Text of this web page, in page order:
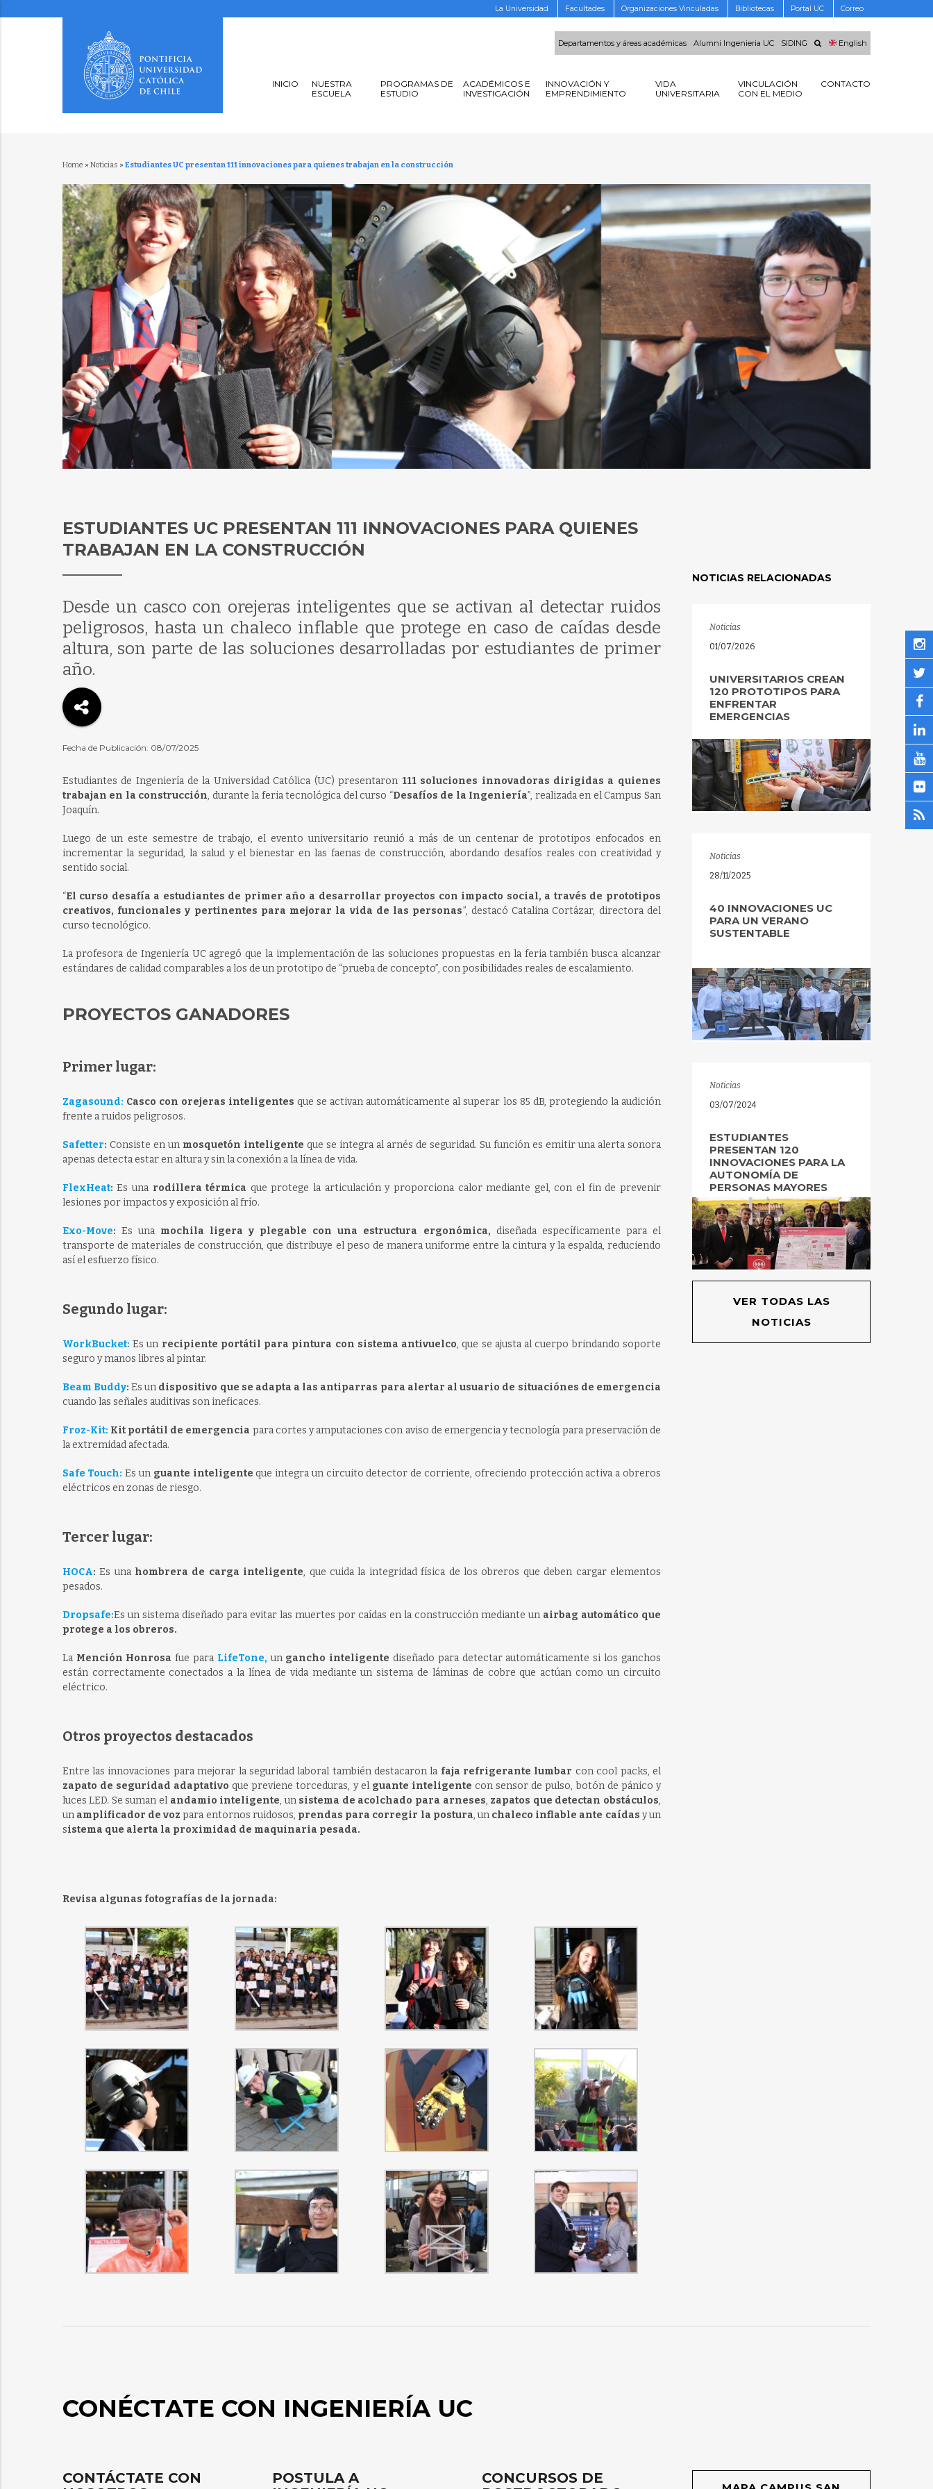
La Universidad Facultades Organizaciones Vinculadas Bibliotecas Portal UC Correo
Departamentos y áreas académicas Alumni Ingenieria UC SIDING English
INICIO
NUESTRA
ESCUELA
PROGRAMAS DE
ESTUDIO
ACADÉMICOS E
INVESTIGACIÓN
INNOVACIÓN Y
EMPRENDIMIENTO
VIDA
UNIVERSITARIA
VINCULACIÓN
CON EL MEDIO
CONTACTO
Home » Noticias » Estudiantes UC presentan 111 innovaciones para quienes trabajan en la construcción
ESTUDIANTES UC PRESENTAN 111 INNOVACIONES PARA QUIENES
TRABAJAN EN LA CONSTRUCCIÓN
Desde un casco con orejeras inteligentes que se activan al detectar ruidos
peligrosos, hasta un chaleco inflable que protege en caso de caídas desde
altura, son parte de las soluciones desarrolladas por estudiantes de primer
año.
Fecha de Publicación: 08/07/2025
Estudiantes de Ingeniería de la Universidad Católica (UC) presentaron 111 soluciones innovadoras dirigidas a quienes
trabajan en la construcción, durante la feria tecnológica del curso “Desafíos de la Ingeniería”, realizada en el Campus San
Joaquín.
Luego de un este semestre de trabajo, el evento universitario reunió a más de un centenar de prototipos enfocados en
incrementar la seguridad, la salud y el bienestar en las faenas de construcción, abordando desafíos reales con creatividad y
sentido social.
“El curso desafía a estudiantes de primer año a desarrollar proyectos con impacto social, a través de prototipos
creativos, funcionales y pertinentes para mejorar la vida de las personas”, destacó Catalina Cortázar, directora del
curso tecnológico.
La profesora de Ingeniería UC agregó que la implementación de las soluciones propuestas en la feria también busca alcanzar
estándares de calidad comparables a los de un prototipo de “prueba de concepto”, con posibilidades reales de escalamiento.
PROYECTOS GANADORES
Primer lugar:
Zagasound: Casco con orejeras inteligentesque se activan automáticamente al superar los 85 dB, protegiendo la audición
frente a ruidos peligrosos.
Safetter: Consiste en un mosquetón inteligente que se integra al arnés de seguridad. Su función es emitir una alerta sonora
apenas detecta estar en altura y sin la conexión a la línea de vida.
FlexHeat: Es unarodillera térmica que protege la articulación y proporciona calor mediante gel, con el fin de prevenir
lesiones por impactos y exposición al frío.
Exo-Move: Es una mochila ligera y plegable con una estructura ergonómica, diseñada específicamente para el
transporte de materiales de construcción, que distribuye el peso de manera uniforme entre la cintura y la espalda, reduciendo
así el esfuerzo físico.
Segundo lugar:
WorkBucket: Es un recipiente portátil para pintura con sistema antivuelco, que se ajusta al cuerpo brindando soporte
seguro y manos libres al pintar.
Beam Buddy: Es un dispositivo que se adapta a las antiparras para alertar al usuario de situaciónes de emergencia
cuando las señales auditivas son ineficaces.
Froz-Kit: Kit portátil de emergencia para cortes y amputaciones con aviso de emergencia y tecnología para preservación de
la extremidad afectada.
Safe Touch: Es un guante inteligente que integra un circuito detector de corriente, ofreciendo protección activa a obreros
eléctricos en zonas de riesgo.
Tercer lugar:
HOCA: Es una hombrera de carga inteligente, que cuida la integridad física de los obreros que deben cargar elementos
pesados.
Dropsafe:Es un sistema diseñado para evitar las muertes por caídas en la construcción mediante unairbag automático que
protege a los obreros.
La Mención Honrosa fue para LifeTone, un gancho inteligente diseñado para detectar automáticamente si los ganchos
están correctamente conectados a la línea de vida mediante un sistema de láminas de cobre que actúan como un circuito
eléctrico.
Otros proyectos destacados
Entre las innovaciones para mejorar la seguridad laboral también destacaron la faja refrigerante lumbar con cool packs, el
zapato de seguridad adaptativo que previene torceduras, y el guante inteligente con sensor de pulso, botón de pánico y
luces LED. Se suman el andamio inteligente, unsistema de acolchado para arneses, zapatos que detectan obstáculos,
un amplificador de voz para entornos ruidosos, prendas para corregir la postura, unchaleco inflable ante caídas y un
sistema que alerta la proximidad de maquinaria pesada.
Revisa algunas fotografías de la jornada:
NOTICIAS RELACIONADAS
Noticias
01/07/2026
UNIVERSITARIOS CREAN
120 PROTOTIPOS PARA
ENFRENTAR
EMERGENCIAS
Noticias
28/11/2025
40 INNOVACIONES UC
PARA UN VERANO
SUSTENTABLE
Noticias
03/07/2024
ESTUDIANTES
PRESENTAN 120
INNOVACIONES PARA LA
AUTONOMÍA DE
PERSONAS MAYORES
VER TODAS LAS
NOTICIAS
CONÉCTATE CON INGENIERÍA UC
CONTÁCTATE CON
POSTULA A
CONCURSOS DE